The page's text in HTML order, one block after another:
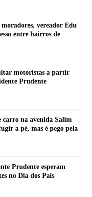
vereador Edu
entre bairros de
motoristas a partir
Prudente
na avenida Salim
a pé, mas é pego pela
Prudente esperam
no Dia dos Pais